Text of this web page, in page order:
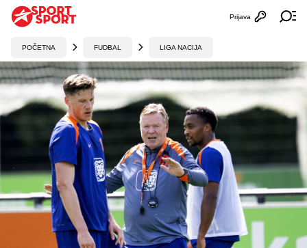
Otvori
Prijava
POČETNA FUDBAL LIGA NACIJA